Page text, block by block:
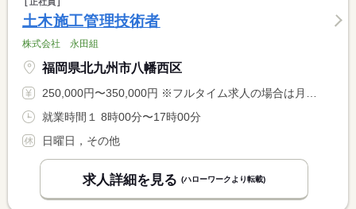
土木施工管理技術者
株式会社 永田組
福岡県北九州市八幡西区
250,000円〜350,000円 ※フルタイム求人の場合は月額（換算額）、パート求人の場合は時間額を表示しています。
就業時間１ 8時00分〜17時00分
日曜日，その他
求人詳細を見る (ハローワークより転載)